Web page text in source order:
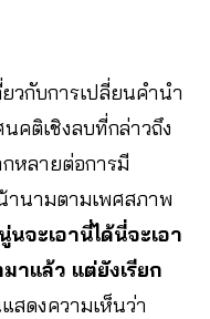
วกับการเปลี่ยนคำนำ
คติเชิงลบที่กล่าวถึง
กหลายต่อการมี
านามตามเพศสภาพ
นจะเอานี่ได้นี่จะเอา
าแล้ว แต่ยังเรียก
สดงความเห็นว่า